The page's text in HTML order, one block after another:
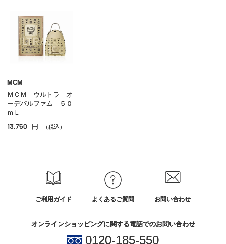
ユニセックス
ホームフレグランス
その他のフレグランス
MCM
ＭＣＭ ウルトラ オ
ーデパルファム ５０
ｍＬ
13,750 円 （税込）
ご利用ガイド よくあるご質問 お問い合わせ
オンラインショッピングに関する電話でのお問い合わせ
0120-185-550